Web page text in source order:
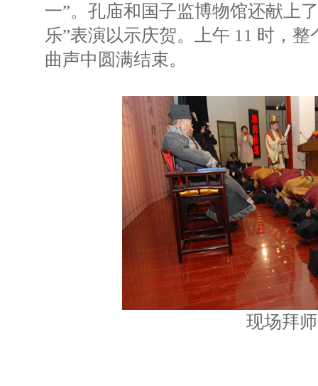
一”。孔庙和国子监博物馆还献上
乐”表演以示庆贺。上午 11 时，
曲声中圆满结束。
现场拜师